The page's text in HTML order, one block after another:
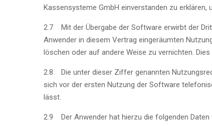
Kassensysteme GmbH einverstanden zu
2.7 Mit der Übergabe der Software erwirbt der
Anwender in diesem Vertrag eingeräumten
löschen oder auf andere Weise zu vernichten.
2.8 Die unter dieser Ziffer genannten
sich vor der ersten Nutzung der Software
lässt.
2.9 Der Anwender hat hierzu die folgenden Daten